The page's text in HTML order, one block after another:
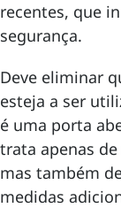
recentes, que
segurança.
Deve eliminar
esteja a ser
é uma porta
trata apenas
mas também
medidas